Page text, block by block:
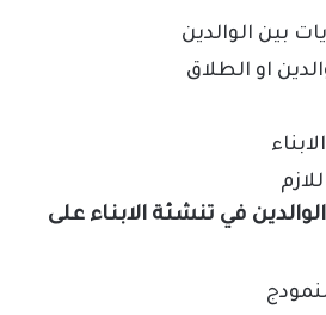
بين الوالدين
او الطلاق
في تنشئة الابناء على